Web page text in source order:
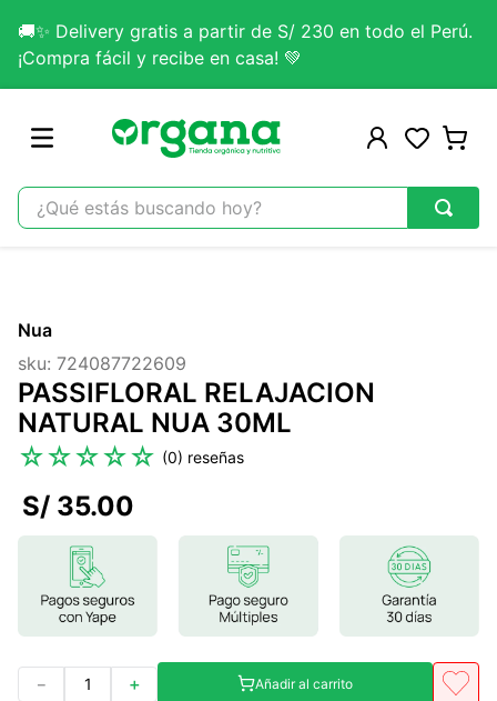
🚚✨ Delivery gratis a partir de S/ 230 en todo el Perú.
¡Compra fácil y recibe en casa! 💚
¿Qué estás buscando hoy?
2.
3.
colageno
4.
kefir
5 .
glicinato magnesio
stevia
9.
ashwagandha
Nua
sku: 724087722609
PASSIFLORAL RELAJACION
NATURAL NUA 30ML
☆☆☆☆☆ (0)
S/ 35.00
＋
－ Añadir al carrito